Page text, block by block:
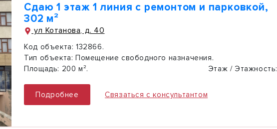
Сдаю 1 этаж 1 линия с ремонтом и парковкой,
302 м²
ул Котанова, д. 40
Код объекта: 132866.
Тип объекта: Помещение свободного назначения.
Площадь: 200 м². Этаж / Этажность:
Подробнее Связаться с консультантом